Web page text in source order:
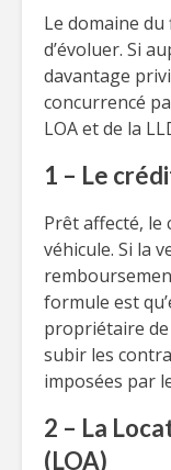
Le domaine
d’évoluer. Si
davantage
concurrencé
LOA et de la
1 – Le
Prêt affecté, le
véhicule. Si la
formule est
propriétaire de
subir les
imposées par
2 – La
(LOA)